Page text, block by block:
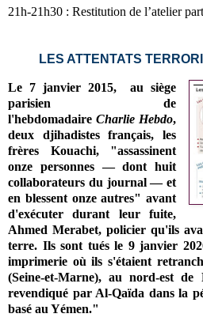
21h-21h30 : Restitution de l’atelier
LES ATTENTATS
Le 7 janvier 2015, au siège
parisien de
l'hebdomadaireCharlie Hebdo,
deux djihadistes français, les
frères Kouachi, "assassinent
onze personnes — dont huit
collaborateurs du journal — et
en blessent onze autres" avant
d'exécuter durant leur fuite,
Ahmed Merabet, policier qu'ils
terre. Ils sont tués le 9 janvier
imprimerie où ils s'étaient
(Seine-et-Marne), au nord-est
revendiqué par Al-Qaïda dans la
basé au Yémen."